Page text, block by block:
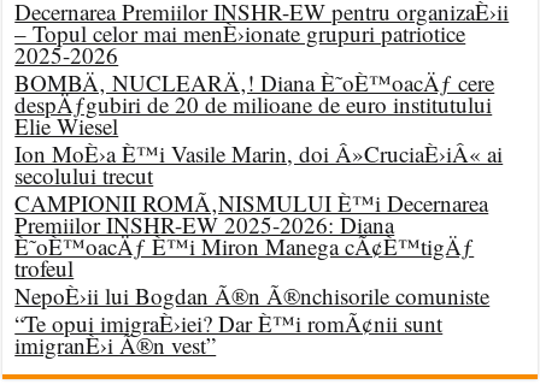
Decernarea Premiilor INSHR-EW pentru organizaÈ›ii
– Topul celor mai menÈ›ionate grupuri patriotice
2025-2026
BOMBÄ‚ NUCLEARÄ‚! Diana È˜oÈ™oacÄƒ cere
despÄƒgubiri de 20 de milioane de euro institutului
Elie Wiesel
Ion MoÈ›a È™i Vasile Marin, doi Â»CruciaÈ›iÂ« ai
secolului trecut
CAMPIONII ROMÃ‚NISMULUI È™i Decernarea
Premiilor INSHR-EW 2025-2026: Diana
È˜oÈ™oacÄƒ È™i Miron Manega cÃ¢È™tigÄƒ
trofeul
NepoÈ›ii lui Bogdan Ã®n Ã®nchisorile comuniste
“Te opui imigraÈ›iei? Dar È™i romÃ¢nii sunt
imigranÈ›i Ã®n vest”